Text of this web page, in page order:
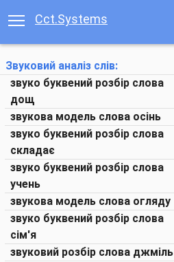
Cct.Systems
Звуковий аналіз слів:
звуко буквений розбір слова
дощ
звукова модель слова осінь
звуко буквений розбір слова
складає
звуко буквений розбір слова
учень
звукова модель слова огляду
звуко буквений розбір слова
сім'я
звуковий розбір слова джміль